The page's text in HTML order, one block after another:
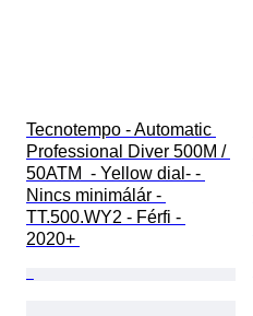
Tecnotempo - Automatic
Professional Diver 500M /
50ATM  - Yellow dial- -
Nincs minimálár -
TT.500.WY2 - Férfi -
2020+